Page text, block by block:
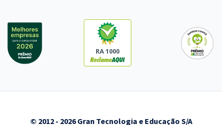
RA 1000
© 2012 - 2026 Gran Tecnologia e Educação S/A